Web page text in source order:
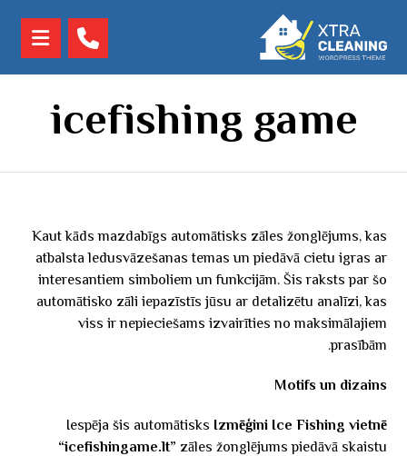
icefishing game
Kaut kāds mazdabīgs automātisks zāles žonglējums, kas
atbalsta ledusvāzešanas temas un piedāvā cietu igras ar
interesantiem simboliem un funkcijām. Šis raksts par šo
automātisko zāli iepazīstīs jūsu ar detalizētu analīzi, kas
viss ir nepieciešams izvairīties no maksimālajiem
prasībām.
Motifs un dizains
Iespēja šis automātisks Izmēģini Ice Fishing vietnē
“icefishingame.lt” zāles žonglējums piedāvā skaistu